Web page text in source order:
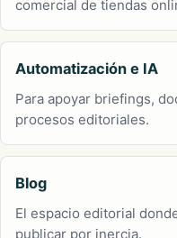
comercial de tiendas
Automatización e IA
Para apoyar briefings,
procesos editoriales.
Blog
El espacio editorial
publicar por inercia.